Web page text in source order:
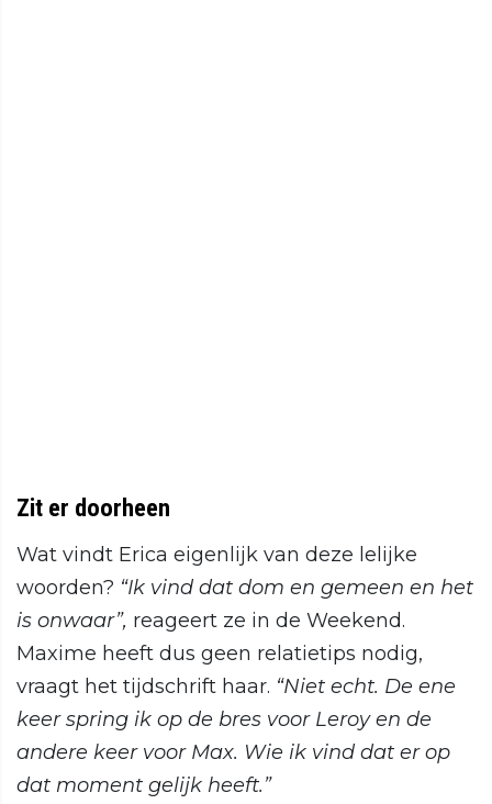
Zit er doorheen
Wat vindt Erica eigenlijk van deze lelijke
woorden? “Ik vind dat dom en gemeen en het
is onwaar”, reageert ze in de Weekend.
Maxime heeft dus geen relatietips nodig,
vraagt het tijdschrift haar. “Niet echt. De ene
keer spring ik op de bres voor Leroy en de
andere keer voor Max. Wie ik vind dat er op
dat moment gelijk heeft.”